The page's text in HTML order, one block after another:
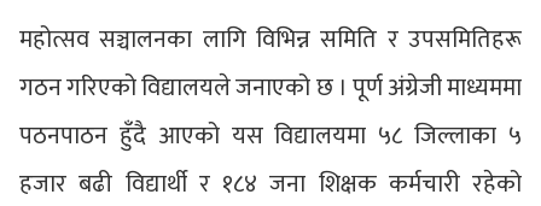
महोत्सव सञ्चालनका लागि विभिन्न समिति र उपसमितिहरू
गठन गरिएको विद्यालयले जनाएको छ । पूर्ण अंग्रेजी माध्यममा
पठनपाठन हुँदै आएको यस विद्यालयमा ५८ जिल्लाका ५
हजार बढी विद्यार्थी र १८४ जना शिक्षक कर्मचारी रहेको